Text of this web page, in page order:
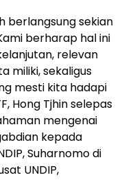
berlangsung sekian
berharap hal ini
relevan
miliki, sekaligus
mesti kita hadapi
Hong Tjhin selepas
mengenai
kepada
Suharnomo di
UNDIP,